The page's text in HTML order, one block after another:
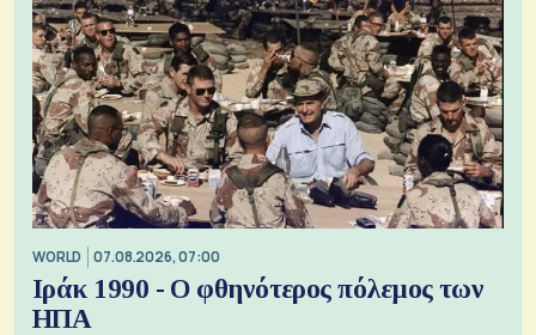
WORLD 07.08.2026, 07:00
Ιράκ 1990 - Ο φθηνότερος πόλεμος των
ΗΠΑ